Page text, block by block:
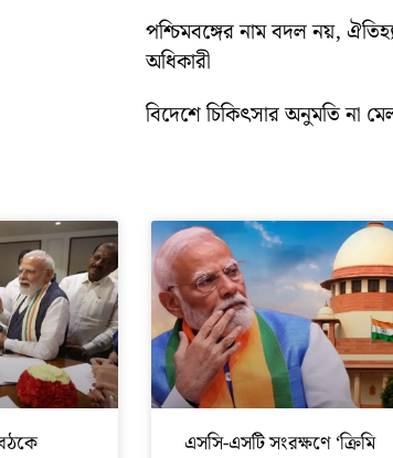
পশ্চিমবঙ্গের নাম বদল নয়,
অধিকারী
বিদেশে চিকিৎসার অনুমতি না
এসসি-এসটি সংরক্ষণে ‘ক্রিমি